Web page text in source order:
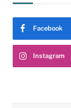
Facebook
Instagram